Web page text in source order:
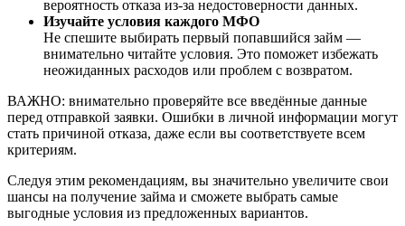
вероятность отказа из-за недостоверности данных.
Изучайте условия каждого МФО
Не спешите выбирать первый попавшийся займ —
внимательно читайте условия. Это поможет избежать
неожиданных расходов или проблем с возвратом.
ВАЖНО: внимательно проверяйте все введённые данные
перед отправкой заявки. Ошибки в личной информации могут
стать причиной отказа, даже если вы соответствуете всем
критериям.
Следуя этим рекомендациям, вы значительно увеличите свои
шансы на получение займа и сможете выбрать самые
выгодные условия из предложенных вариантов.